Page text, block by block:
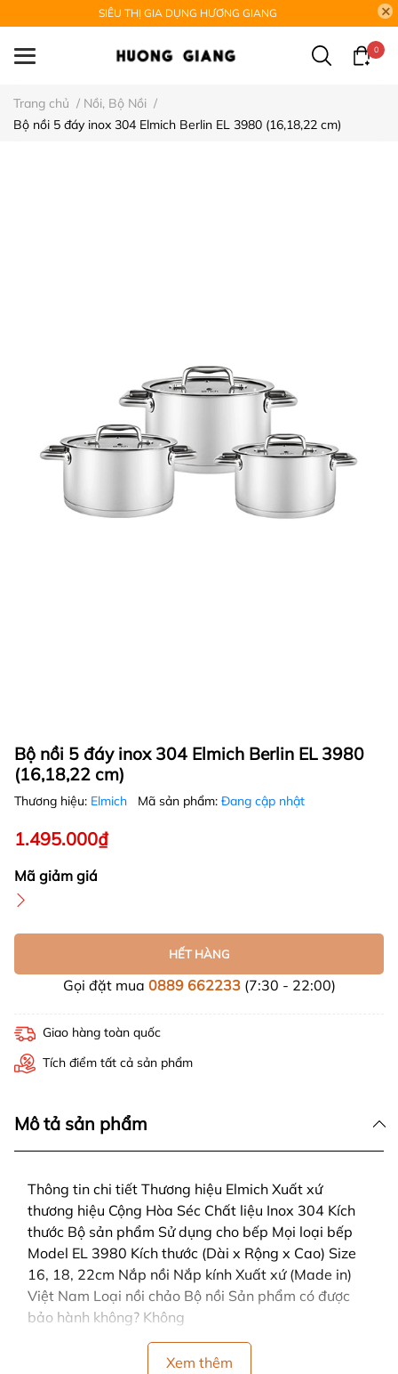
SIÊU THỊ GIA DỤNG HƯƠNG GIANG
0
Trang chủ / Nồi, Bộ Nồi /
Bộ nồi 5 đáy inox 304 Elmich Berlin EL 3980 (16,18,22 cm)
Bộ nồi 5 đáy inox 304 Elmich Berlin EL 3980
(16,18,22 cm)
Thương hiệu: Elmich Mã sản phẩm: Đang cập nhật
1.495.000₫
Mã giảm giá
HẾT HÀNG
Gọi đặt mua 0889 662233(7:30 - 22:00)
Giao hàng toàn quốc
Tích điểm tất cả sản phẩm
Mô tả sản phẩm
Thông tin chi tiết Thương hiệu Elmich Xuất xứ
thương hiệu Cộng Hòa Séc Chất liệu Inox 304 Kích
thước Bộ sản phẩm Sử dụng cho bếp Mọi loại bếp
Model EL 3980 Kích thước (Dài x Rộng x Cao) Size
16, 18, 22cm Nắp nồi Nắp kính Xuất xứ (Made in)
Việt Nam Loại nồi chảo Bộ nồi Sản phẩm có được
bảo hành không? Không
Xem thêm